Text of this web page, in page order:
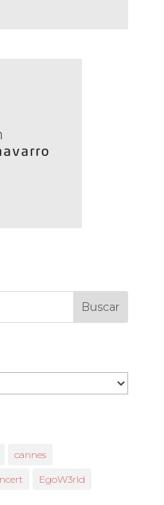
cannes
EgoW3rld